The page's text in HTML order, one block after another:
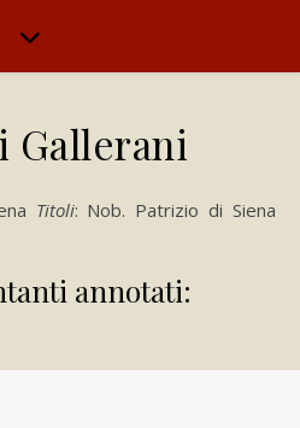
Gallerani
Titoli: Nob. Patrizio di Siena
annotati: